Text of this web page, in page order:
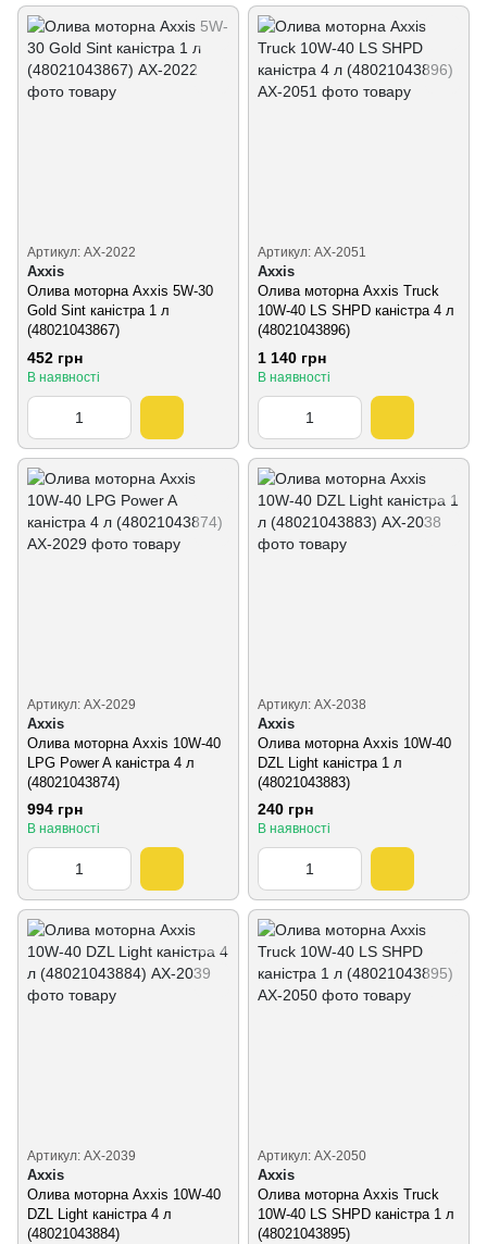
Артикул: AX-2022
Axxis
Олива моторна Axxis 5W-30
Gold Sint каністра 1 л
(48021043867)
452 грн
В наявності
Артикул: AX-2051
Axxis
Олива моторна Axxis Truck
10W-40 LS SHPD каністра 4 л
(48021043896)
1 140 грн
В наявності
Артикул: AX-2029
Axxis
Олива моторна Axxis 10W-40
LPG Power A каністра 4 л
(48021043874)
994 грн
В наявності
Артикул: AX-2038
Axxis
Олива моторна Axxis 10W-40
DZL Light каністра 1 л
(48021043883)
240 грн
В наявності
Артикул: AX-2039
Axxis
Олива моторна Axxis 10W-40
DZL Light каністра 4 л
(48021043884)
Артикул: AX-2050
Axxis
Олива моторна Axxis Truck
10W-40 LS SHPD каністра 1 л
(48021043895)